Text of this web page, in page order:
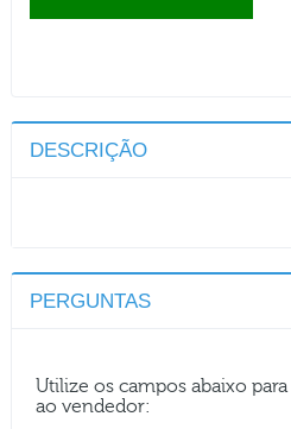
DESCRIÇÃO
PERGUNTAS
Utilize os campos abaixo
ao vendedor: